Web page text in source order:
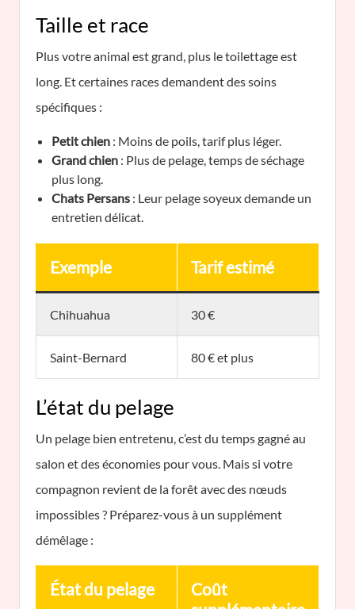
Taille et race
Plus votre animal est grand, plus le toilettage est
long. Et certaines races demandent des soins
spécifiques :
Petit chien : Moins de poils, tarif plus léger.
Grand chien : Plus de pelage, temps de séchage
plus long.
Chats Persans : Leur pelage soyeux demande un
entretien délicat.
Exemple Tarif estimé
Chihuahua 30 €
Saint-Bernard 80 € et plus
L’état du pelage
Un pelage bien entretenu, c’est du temps gagné au
salon et des économies pour vous. Mais si votre
compagnon revient de la forêt avec des nœuds
impossibles ? Préparez-vous à un supplément
démêlage :
État du pelage
Coût